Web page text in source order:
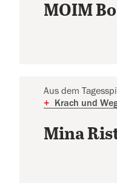
MOIM
Aus dem
+
Krach und
Mina